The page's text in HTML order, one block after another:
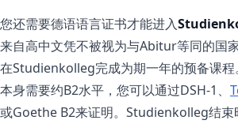
您还需要德语语言证书才能进入
来自高中文凭不被视为与Abitur等同的国
在Studienkolleg完成为期一年的预备课
本身需要约B2水平，您可以通过DSH-1、
或Goethe B2来证明。Studienkolleg结束